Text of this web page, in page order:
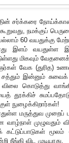
சர்க்கரை நோய்க்கான
நமக்குப்
60 வயதுக்கு
இளம் வயதுள்ள
மிகவும்
வேக (துரித)
சத்தும் இன்னும்
விலை கொடுத்து
தூக்கிச்
நுழைக்கிறார்கள்!
மருத்துவ முறைப்
முழுவதும்
கட்டுப்பாடுகள்
நீங்கி விட முடியாது.